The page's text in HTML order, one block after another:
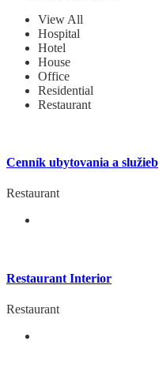
View All
Hospital
Hotel
House
Office
Residential
Restaurant
Cenník ubytovania a služieb
Restaurant
Restaurant Interior
Restaurant